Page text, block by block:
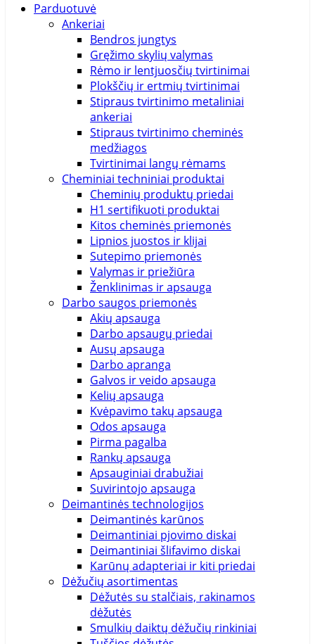
Parduotuvė
Ankeriai
Bendros jungtys
Gręžimo skylių valymas
Rėmo ir lentjuosčių tvirtinimai
Plokščių ir ertmių tvirtinimai
Stipraus tvirtinimo metaliniai
ankeriai
Stipraus tvirtinimo cheminės
medžiagos
Tvirtinimai langų rėmams
Cheminiai techniniai produktai
Cheminių produktų priedai
H1 sertifikuoti produktai
Kitos cheminės priemonės
Lipnios juostos ir klijai
Sutepimo priemonės
Valymas ir priežiūra
Ženklinimas ir apsauga
Darbo saugos priemonės
Akių apsauga
Darbo apsaugų priedai
Ausų apsauga
Darbo apranga
Galvos ir veido apsauga
Kelių apsauga
Kvėpavimo takų apsauga
Odos apsauga
Pirma pagalba
Rankų apsauga
Apsauginiai drabužiai
Suvirintojo apsauga
Deimantinės technologijos
Deimantinės karūnos
Deimantiniai pjovimo diskai
Deimantiniai šlifavimo diskai
Karūnų adapteriai ir kiti priedai
Dėžučių asortimentas
Dėžutės su stalčiais, rakinamos
dėžutės
Smulkių daiktų dėžučių rinkiniai